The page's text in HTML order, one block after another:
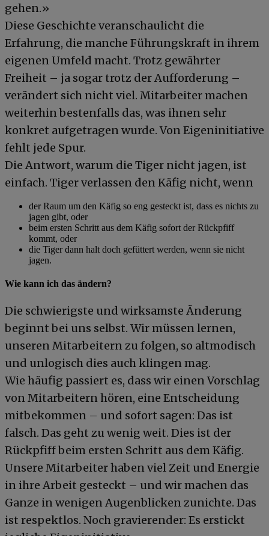
gehen.»
Diese Geschichte veranschaulicht die
Erfahrung, die manche Führungskraft in ihrem
eigenen Umfeld macht. Trotz gewährter
Freiheit – ja sogar trotz der Aufforderung –
verändert sich nicht viel. Mitarbeiter machen
weiterhin bestenfalls das, was ihnen sehr
konkret aufgetragen wurde. Von Eigeninitiative
fehlt jede Spur.
Die Antwort, warum die Tiger nicht jagen, ist
einfach. Tiger verlassen den Käfig nicht, wenn
der Raum um den Käfig so eng gesteckt ist, dass es nichts zu
jagen gibt, oder
beim ersten Schritt aus dem Käfig sofort der Rückpfiff
kommt, oder
die Tiger dann halt doch gefüttert werden, wenn sie nicht
jagen.
Wie kann ich das ändern?
Die schwierigste und wirksamste Änderung
beginnt bei uns selbst. Wir müssen lernen,
unseren Mitarbeitern zu folgen, so altmodisch
und unlogisch dies auch klingen mag.
Wie häufig passiert es, dass wir einen Vorschlag
von Mitarbeitern hören, eine Entscheidung
mitbekommen – und sofort sagen: Das ist
falsch. Das geht zu wenig weit. Dies ist der
Rückpfiff beim ersten Schritt aus dem Käfig.
Unsere Mitarbeiter haben viel Zeit und Energie
in ihre Arbeit gesteckt – und wir machen das
Ganze in wenigen Augenblicken zunichte. Das
ist respektlos. Noch gravierender: Es erstickt